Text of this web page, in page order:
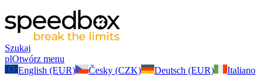
Szukaj
plOtwórz menu
English (EUR)
Česky (CZK) Deutsch (EUR)
Italiano